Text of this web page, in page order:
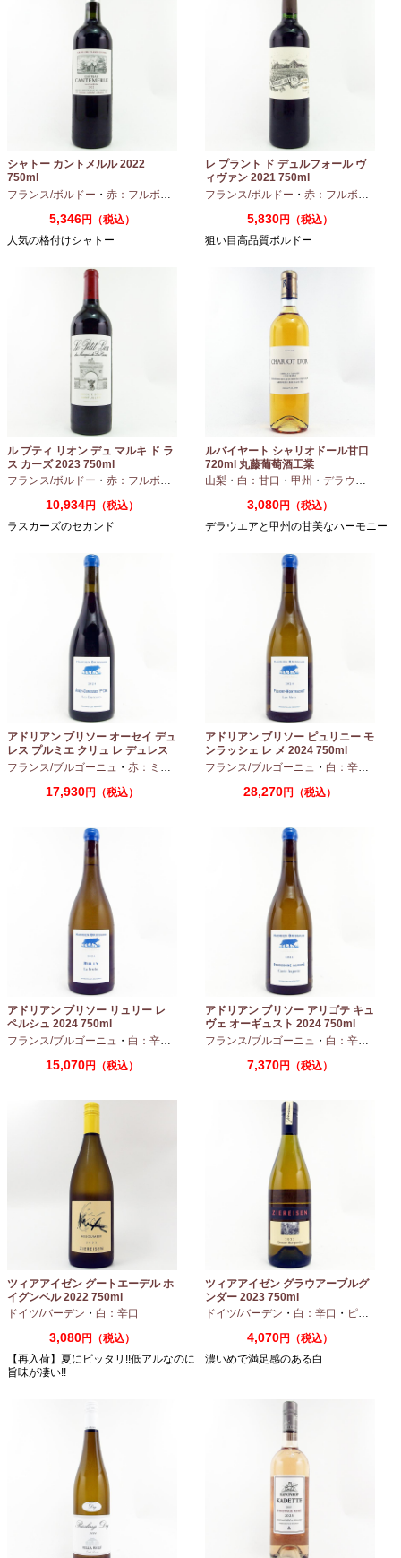
シャトー カントメルル 2022
750ml
フランス/ボルドー ・ 赤：フルボディ カベルネ・カベルネフラン ・プティヴェル
5,346円（税込）
人気の格付けシャトー
レ プラント ド デュルフォール ヴ
ィヴァン 2021 750ml
フランス/ボルドー ・ 赤：フルボディ
5,830円（税込）
狙い目高品質ボルドー
ル プティ リオン デュ マルキ ド ラ
ス カーズ 2023 750ml
フランス/ボルドー ・ 赤：フルボディ
10,934円（税込）
ラスカーズのセカンド
ルバイヤート シャリオドール甘口
720ml 丸藤葡萄酒工業
山梨 ・ 白：甘口 ・ 甲州 ・ デラウエア
3,080円（税込）
デラウエアと甲州の甘美なハーモニー
アドリアン ブリソー オーセイ デュ
レス プルミエ クリュ レ デュレス
2024 750ml
フランス/ブルゴーニュ ・ 赤：ミディアムボディ ・ピノノワール
17,930円（税込）
アドリアン ブリソー ピュリニー モ
ンラッシェ レ メ 2024 750ml
フランス/ブルゴーニュ ・ 白：辛口
28,270円（税込）
アドリアン ブリソー リュリー レ
ペルシュ 2024 750ml
フランス/ブルゴーニュ ・ 白：辛口 シャルドネ
15,070円（税込）
アドリアン ブリソー アリゴテ キュ
ヴェ オーギュスト 2024 750ml
フランス/ブルゴーニュ ・ 白：辛口
7,370円（税込）
ツィアアイゼン グートエーデル ホ
イグンベル 2022 750ml
ドイツ/バーデン ・ 白：辛口
3,080円（税込）
【再入荷】夏にピッタリ!!低アルなのに
旨味が凄い!!
ツィアアイゼン グラウアーブルグ
ンダー 2023 750ml
ドイツ/バーデン ・ 白：辛口 ・ ピノグリ
4,070円（税込）
濃いめで満足感のある白